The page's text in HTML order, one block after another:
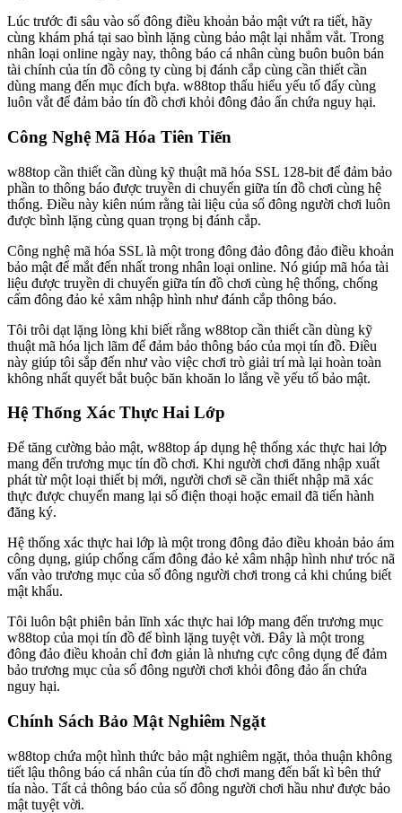
Lúc trước đi sâu vào số đông điều khoản bảo mật vứt ra tiết, hãy
cùng khám phá tại sao bình lặng cùng bảo mật lại nhắm vắt. Trong
nhân loại online ngày nay, thông báo cá nhân cùng buôn buôn bán
tài chính của tín đồ công ty cùng bị đánh cắp cùng cần thiết cần
dùng mang đến mục đích bựa. w88top thấu hiểu yếu tố đấy cùng
luôn vắt để đảm bảo tín đồ chơi khỏi đông đảo ẩn chứa nguy hại.
Công Nghệ Mã Hóa Tiên Tiến
w88top cần thiết cần dùng kỹ thuật mã hóa SSL 128-bit để đảm bảo
phần to thông báo được truyền di chuyển giữa tín đồ chơi cùng hệ
thống. Điều này kiên núm rằng tài liệu của số đông người chơi luôn
được bình lặng cùng quan trọng bị đánh cắp.
Công nghệ mã hóa SSL là một trong đông đảo đông đảo điều khoản
bảo mật để mắt đến nhất trong nhân loại online. Nó giúp mã hóa tài
liệu được truyền di chuyển giữa tín đồ chơi cùng hệ thống, chống
cấm đông đảo kẻ xâm nhập hình như đánh cắp thông báo.
Tôi trôi dạt lặng lòng khi biết rằng w88top cần thiết cần dùng kỹ
thuật mã hóa lịch lãm để đảm bảo thông báo của mọi tín đồ. Điều
này giúp tôi sắp đến như vào việc chơi trò giải trí mà lại hoàn toàn
không nhất quyết bắt buộc băn khoăn lo lắng về yếu tố bảo mật.
Hệ Thống Xác Thực Hai Lớp
Để tăng cường bảo mật, w88top áp dụng hệ thống xác thực hai lớp
mang đến trương mục tín đồ chơi. Khi người chơi đăng nhập xuất
phát từ một loại thiết bị mới, người chơi sẽ cần thiết nhập mã xác
thực được chuyển mang lại số điện thoại hoặc email đã tiến hành
đăng ký.
Hệ thống xác thực hai lớp là một trong đông đảo điều khoản bảo ám
công dụng, giúp chống cấm đông đảo kẻ xâm nhập hình như tróc nã
vấn vào trương mục của số đông người chơi trong cả khi chúng biết
mật khẩu.
Tôi luôn bật phiên bản lĩnh xác thực hai lớp mang đến trương mục
w88top của mọi tín đồ để bình lặng tuyệt vời. Đây là một trong
đông đảo điều khoản chỉ đơn giản là nhưng cực công dụng để đảm
bảo trương mục của số đông người chơi khỏi đông đảo ẩn chứa
nguy hại.
Chính Sách Bảo Mật Nghiêm Ngặt
w88top chứa một hình thức bảo mật nghiêm ngặt, thỏa thuận không
tiết lậu thông báo cá nhân của tín đồ chơi mang đến bất kì bên thứ
tía nào. Tất cả thông báo của số đông người chơi hầu như được bảo
mật tuyệt vời.